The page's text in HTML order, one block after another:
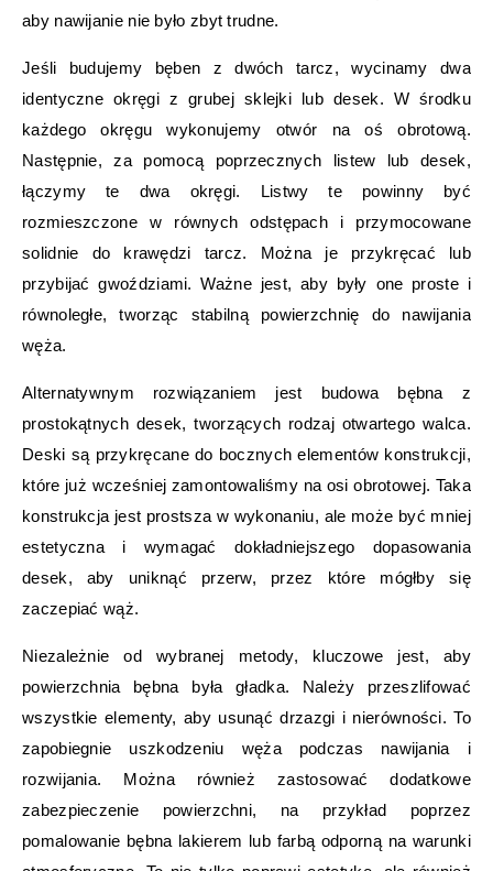
aby nawijanie nie było zbyt trudne.
Jeśli budujemy bęben z dwóch tarcz, wycinamy dwa
identyczne okręgi z grubej sklejki lub desek. W środku
każdego okręgu wykonujemy otwór na oś obrotową.
Następnie, za pomocą poprzecznych listew lub desek,
łączymy te dwa okręgi. Listwy te powinny być
rozmieszczone w równych odstępach i przymocowane
solidnie do krawędzi tarcz. Można je przykręcać lub
przybijać gwoździami. Ważne jest, aby były one proste i
równoległe, tworząc stabilną powierzchnię do nawijania
węża.
Alternatywnym rozwiązaniem jest budowa bębna z
prostokątnych desek, tworzących rodzaj otwartego walca.
Deski są przykręcane do bocznych elementów konstrukcji,
które już wcześniej zamontowaliśmy na osi obrotowej. Taka
konstrukcja jest prostsza w wykonaniu, ale może być mniej
estetyczna i wymagać dokładniejszego dopasowania
desek, aby uniknąć przerw, przez które mógłby się
zaczepiać wąż.
Niezależnie od wybranej metody, kluczowe jest, aby
powierzchnia bębna była gładka. Należy przeszlifować
wszystkie elementy, aby usunąć drzazgi i nierówności. To
zapobiegnie uszkodzeniu węża podczas nawijania i
rozwijania. Można również zastosować dodatkowe
zabezpieczenie powierzchni, na przykład poprzez
pomalowanie bębna lakierem lub farbą odporną na warunki